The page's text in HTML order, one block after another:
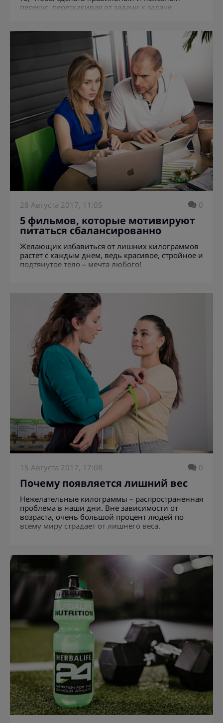
перекус, перескакивая от задачи к задаче.
28 Августа 2017, 11:05 0
5 фильмов, которые мотивируют
питаться сбалансированно
Желающих избавиться от лишних килограммов
растет с каждым днем, ведь красивое, стройное и
подтянутое тело – мечта любого!
15 Августа 2017, 17:08 0
Почему появляется лишний вес
Нежелательные килограммы – распространенная
проблема в наши дни. Вне зависимости от
возраста, очень большой процент людей по
всему миру страдает от лишнего веса.